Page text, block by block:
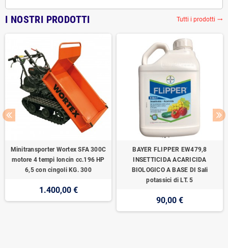
I NOSTRI PRODOTTI Tutti i prodotti trending_flat
Minitransporter Wortex SFA 300C
motore 4 tempi loncin cc.196 HP
6,5 con cingoli KG. 300
1.400,00 €
BAYER FLIPPER EW479,8
INSETTICIDA ACARICIDA
BIOLOGICO A BASE DI Sali
potassici di LT. 5
90,00 €